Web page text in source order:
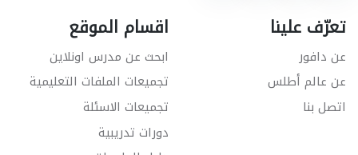
تعرّف علينا
عن دافور
عن عالم أطلس
اتصل بنا
اقسام الموقع
ابحث عن مدرس اونلاين
تجميعات الملفات التعليمية
تجميعات الاسئلة
دورات تدريبية